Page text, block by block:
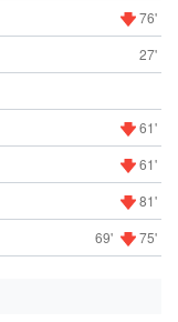
76'
27'
61'
61'
81'
69' 75'